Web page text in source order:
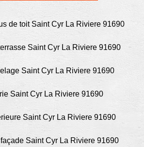
de toit Saint Cyr La Riviere 91690
Saint Cyr La Riviere 91690
Saint Cyr La Riviere 91690
Saint Cyr La Riviere 91690
Saint Cyr La Riviere 91690
Saint Cyr La Riviere 91690